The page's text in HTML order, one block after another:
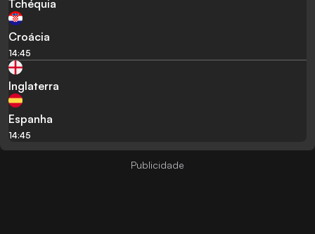
Tchéquia
Croácia
14:45
Inglaterra
Espanha
14:45